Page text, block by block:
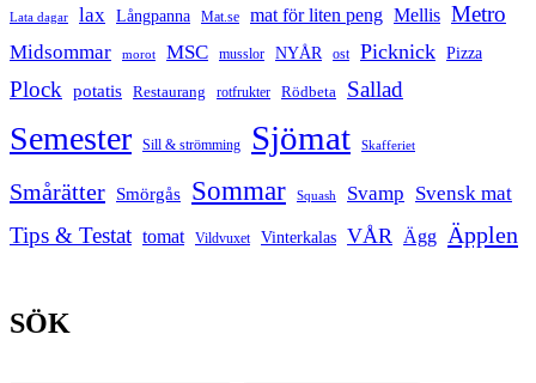
Lata dagar lax Långpanna Mat.se mat för liten peng Mellis Metro
Midsommar morot MSC musslor NYÅR ost Picknick Pizza
Plock potatis Restaurang rotfrukter Rödbeta Sallad
Semester Sill & strömming Sjömat Skafferiet
Smårätter Smörgås Sommar Squash Svamp Svensk mat
Tips & Testat tomat Vildvuxet Vinterkalas VÅR Ägg Äpplen
SÖK